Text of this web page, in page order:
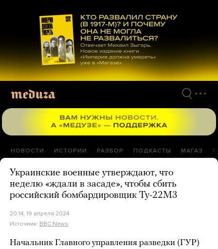
материалам
НОВОСТИ ИСТОРИИ РАЗБОР ПОДКАСТЫ МАГАЗ
Украинские военные утверждают, что
неделю «ждали в засаде», чтобы сбить
российский бомбардировщик Ту-22М3
20:14, 19 апреля 2024
Источник: BBC News
Начальник Главного управления разведки (ГУР)